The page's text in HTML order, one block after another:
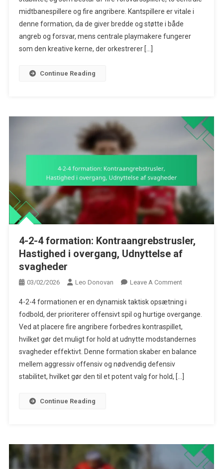
Vingeres
Rolle,
Central
midtbanespillere og fire angribere. Kantspillere er vitale i
denne formation, da de giver bredde og støtte i både
angreb og forsvar, mens centrale playmakere fungerer
som den kreative kerne, der orkestrerer […]
Continue Reading
4-2-4 formation: Kontraangrebstrusler,
Hastighed i overgang, Udnyttelse af
svagheder
03/02/2026 Leo Donovan Leave A CommentOn
2-
4
Formation:
Hastighed
Overgang,
4-2-4 formationen er en dynamisk taktisk opsætning i
fodbold, der prioriterer offensivt spil og hurtige overgange.
Ved at placere fire angribere forbedres kontraspillet,
hvilket gør det muligt for hold at udnytte modstandernes
svagheder effektivt. Denne formation skaber en balance
mellem aggressiv offensiv og nødvendig defensiv
stabilitet, hvilket gør den til et potent valg for hold, […]
Continue Reading